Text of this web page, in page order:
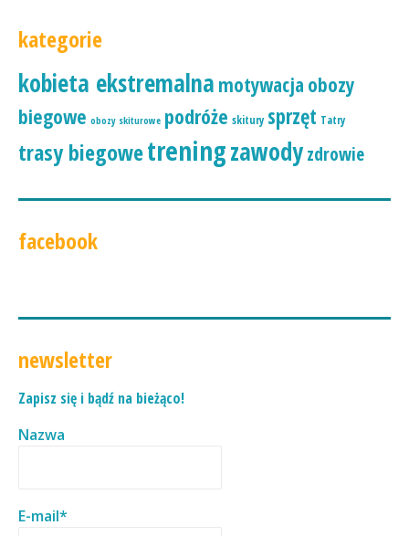
kategorie
kobieta ekstremalna motywacja obozy
biegowe obozy skiturowe podróże skitury sprzęt Tatry
trasy biegowetreningzawodyzdrowie
facebook
newsletter
Zapisz się i bądź na bieżąco!
Nazwa
E-mail*